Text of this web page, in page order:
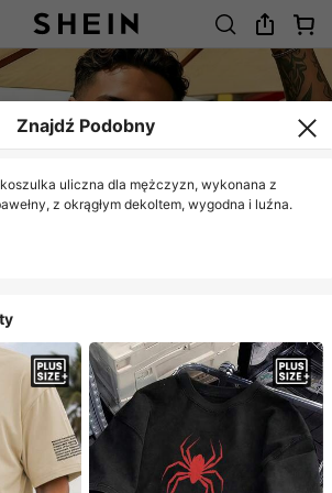
Znajdź Podobny
uliczna dla mężczyzn, wykonana z
z okrągłym dekoltem, wygodna i luźna.